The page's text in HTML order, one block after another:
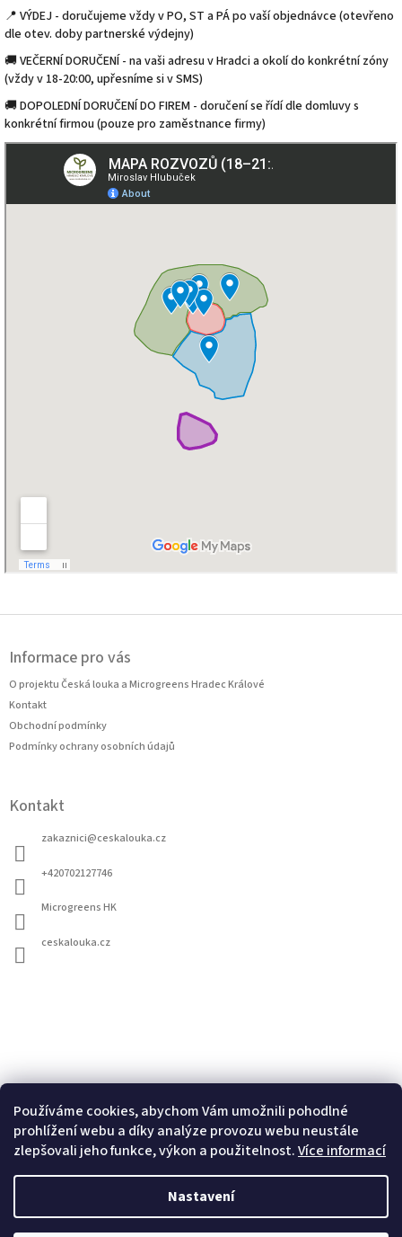
Používáme cookies, abychom Vám umožnili pohodlné
prohlížení webu a díky analýze provozu webu neustále
zlepšovali jeho funkce, výkon a použitelnost.Více informací
Nastavení
📍 VÝDEJ - doručujeme vždy v PO, ST a PÁ po vaší objednávce (otevřeno
dle otev. doby partnerské výdejny)
🚚 VEČERNÍ DORUČENÍ - na vaši adresu v Hradci a okolí do konkrétní zóny
(vždy v 18-20:00, upřesníme si v SMS)
🚚 DOPOLEDNÍ DORUČENÍ DO FIREM - doručení se řídí dle domluvy s
konkrétní firmou (pouze pro zaměstnance firmy)
Informace pro vás
O projektu Česká louka a Microgreens Hradec Králové
Kontakt
Obchodní podmínky
Podmínky ochrany osobních údajů
Kontakt
zakaznici@ceskalouka.cz
+420702127746
Microgreens HK
ceskalouka.cz
Vyhledávání
Hledat